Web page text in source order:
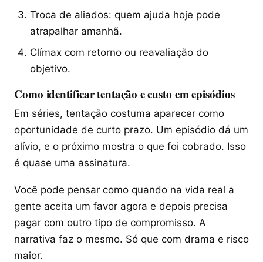
Troca de aliados: quem ajuda hoje pode
atrapalhar amanhã.
Clímax com retorno ou reavaliação do
objetivo.
Como identificar tentação e custo em episódios
Em séries, tentação costuma aparecer como
oportunidade de curto prazo. Um episódio dá um
alívio, e o próximo mostra o que foi cobrado. Isso
é quase uma assinatura.
Você pode pensar como quando na vida real a
gente aceita um favor agora e depois precisa
pagar com outro tipo de compromisso. A
narrativa faz o mesmo. Só que com drama e risco
maior.